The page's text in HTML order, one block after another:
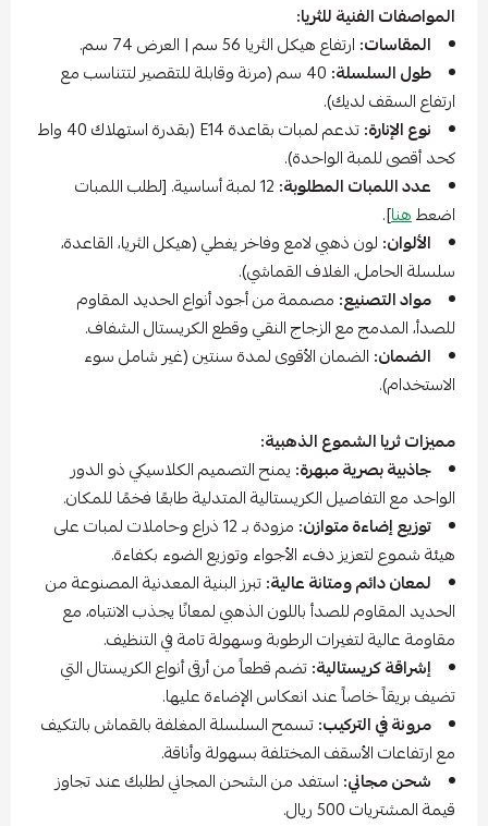
المواصفات الفنية للثريا:
المقاسات: ارتفاع هيكل الثريا 56 سم | العرض 74 سم.
طول السلسلة:
40 سم (مرنة وقابلة للتقصير لتتناسب مع
ارتفاع السقف لديك).
نوع الإنارة:
تدعم لمبات بقاعدة E14 (بقدرة استهلاك 40 واط
كحد أقصى للمبة الواحدة).
عدد اللمبات المطلوبة:
12 لمبة أساسية. [لطلب اللمبات
اضعطهنا].
الألوان: لون ذهبي لامع وفاخر يغطي (هيكل الثريا، القاعدة،
سلسلة الحامل، الغلاف القماشي).
مواد التصنيع: مصممة من أجود أنواع الحديد المقاوم
للصدأ، المدمج مع الزجاج النقي وقطع الكريستال الشفاف.
الضمان: الضمان الأقوى لمدة سنتين (غير شامل سوء
الاستخدام).
مميزات ثريا الشموع الذهبية:
جاذبية بصرية مبهرة: يمنح التصميم الكلاسيكي ذو الدور
الواحد مع التفاصيل الكريستالية المتدلية طابعًا فخمًا للمكان.
توزيع إضاءة متوازن:
مزودة بـ 12 ذراع وحاملات لمبات على
هيئة شموع لتعزيز دفء الأجواء وتوزيع الضوء بكفاءة.
لمعان دائم ومتانة عالية:تبرز البنية المعدنية المصنوعة من
الحديد المقاوم للصدأ باللون الذهبي لمعانًا يجذب الانتباه، مع
مقاومة عالية لتغيرات الرطوبة وسهولة تامة في التنظيف.
إشراقة كريستالية:تضم قطعاً من أرقى أنواع الكريستال التي
تضيف بريقاً خاصاً عند انعكاس الإضاءة عليها.
مرونة في التركيب:تسمح السلسلة المغلفة بالقماش بالتكيف
مع ارتفاعات الأسقف المختلفة بسهولة وأناقة.
شحن مجاني: استفد من الشحن المجاني لطلبك عند تجاوز
قيمة المشتريات 500 ريال.